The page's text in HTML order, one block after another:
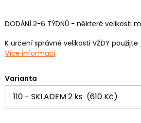
DODÁNÍ 2-6 TÝDNŮ - některé velikosti
K určení správné velikosti VŽDY použijte
Více informací
Varianta